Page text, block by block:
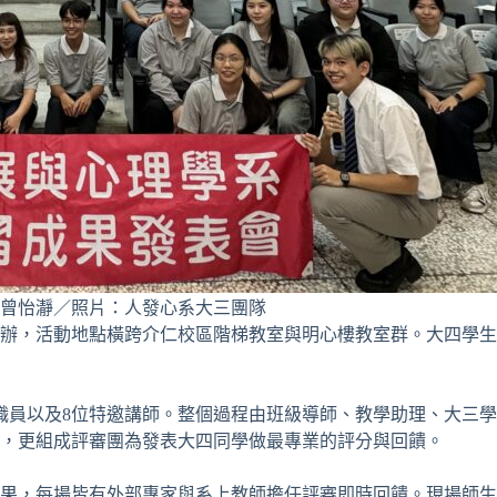
怡瀞／照片：人發心系大三團隊
，活動地點橫跨介仁校區階梯教室與明心樓教室群。大四學
以及8位特邀講師。整個過程由班級導師、教學助理、大三
更組成評審團為發表大四同學做最專業的評分與回饋。